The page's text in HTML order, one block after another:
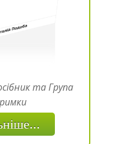
та Група